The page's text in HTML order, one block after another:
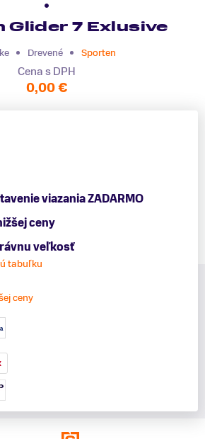
Glider 7 Exlusive
Drevené Sporten
Cena s DPH
0,00 €
viazania ZADARMO
ceny
veľkosť
tabuľku
ceny